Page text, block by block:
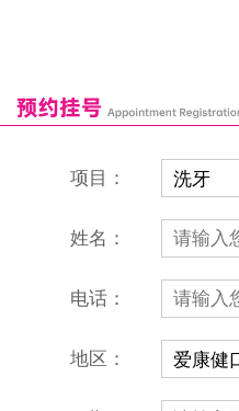
恒乐口腔诊所
富港口腔诊所
项目：
姓名：
电话：
地区：